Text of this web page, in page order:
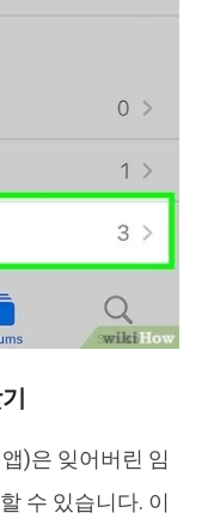
)은 잊어버린 임
수 있습니다. 이